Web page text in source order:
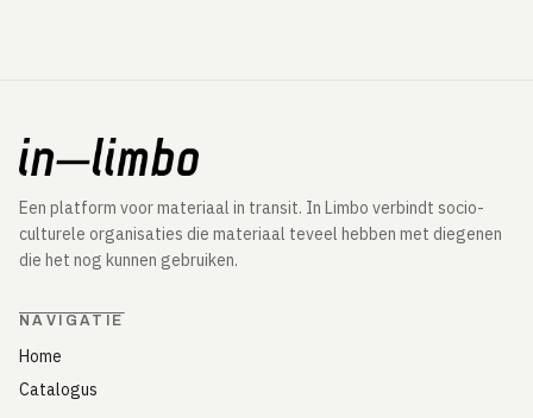
Een platform voor materiaal in transit. In Limbo verbindt socio-
culturele organisaties die materiaal teveel hebben met diegenen
die het nog kunnen gebruiken.
NAVIGATIE
Home
Catalogus